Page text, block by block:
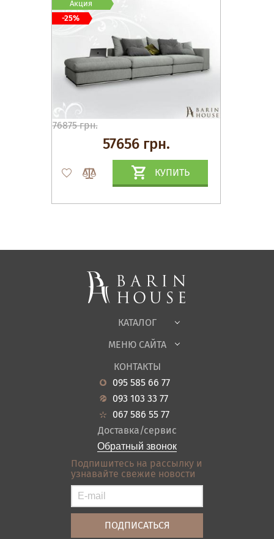
76875 грн.
57656 грн.
КУПИТЬ
Акция
-25%
КАТАЛОГ
Спальни, Кровати
Корпусная мебель
Офисная мебель
Детская
Садовая мебель
Гостиная
Кухня
Прихожие
Ванная
Акции
МЕНЮ САЙТА
Новости
Гарантия
Кредит
Оплата и доставка
Отзывы
Контакты
Карта сайта
Условия покупки
КОНТАКТЫ
095 585 66 77
093 103 33 77
067 586 55 77
Доставка/сервис
Обратный звонок
Подпишитесь на рассылку и
узнавайте свежие новости